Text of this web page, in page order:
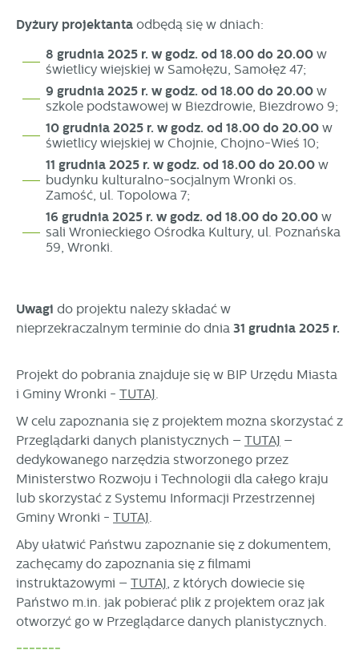
Dyżury projektanta odbędą się w dniach:
8 grudnia 2025 r. w godz. od 18.00 do 20.00 w
świetlicy wiejskiej w Samołężu, Samołęż 47;
9 grudnia 2025 r. w godz. od 18.00 do 20.00 w
szkole podstawowej w Biezdrowie, Biezdrowo 9;
10 grudnia 2025 r. w godz. od 18.00 do 20.00 w
świetlicy wiejskiej w Chojnie, Chojno-Wieś 10;
11 grudnia 2025 r. w godz. od 18.00 do 20.00 w
budynku kulturalno-socjalnym Wronki os.
Zamość, ul. Topolowa 7;
16 grudnia 2025 r. w godz. od 18.00 do 20.00 w
sali Wronieckiego Ośrodka Kultury, ul. Poznańska
59, Wronki.
Uwagi do projektu należy składać w
nieprzekraczalnym terminie do dnia 31 grudnia 2025 r.
Projekt do pobrania znajduje się w BIP Urzędu Miasta
i Gminy Wronki - TUTAJ.
W celu zapoznania się z projektem można skorzystać z
Przeglądarki danych planistycznych – TUTAJ –
dedykowanego narzędzia stworzonego przez
Ministerstwo Rozwoju i Technologii dla całego kraju
lub skorzystać z Systemu Informacji Przestrzennej
Gminy Wronki - TUTAJ.
Aby ułatwić Państwu zapoznanie się z dokumentem,
zachęcamy do zapoznania się z filmami
instruktażowymi – TUTAJ, z których dowiecie się
Państwo m.in. jak pobierać plik z projektem oraz jak
otworzyć go w Przeglądarce danych planistycznych.
-------